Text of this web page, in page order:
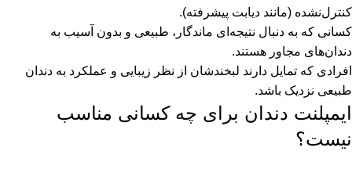
کنترل‌نشده (مانند دیابت پیشرفته).
کسانی که به دنبال نتیجه‌ای ماندگار، طبیعی و بدون آسیب به
دندان‌های مجاور هستند.
افرادی که تمایل دارند لبخندشان از نظر زیبایی و عملکرد به دندان
طبیعی نزدیک باشد.
ایمپلنت دندان برای چه کسانی مناسب
نیست؟